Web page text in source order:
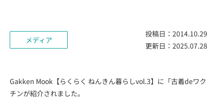
古着deワクチンセンター紹介
お知らせ
メディア
投稿日： 2014.10.29
更新日： 2025.07.28
Gakken Mook【らくらく ねんきん暮らしvol.3】に「古着deワク
チンが紹介されました。